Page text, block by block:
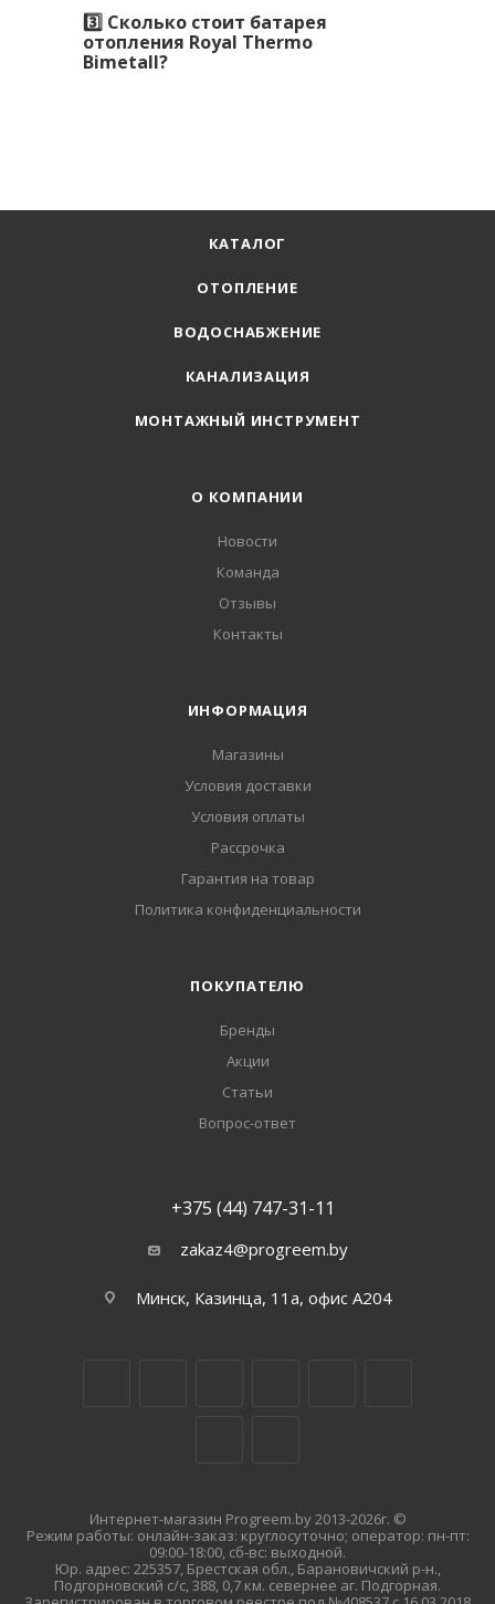
3️⃣ Сколько стоит батарея
отопления Royal Thermo
Bimetall?
КАТАЛОГ
ОТОПЛЕНИЕ
ВОДОСНАБЖЕНИЕ
КАНАЛИЗАЦИЯ
МОНТАЖНЫЙ ИНСТРУМЕНТ
О КОМПАНИИ
Новости
Команда
Отзывы
Контакты
ИНФОРМАЦИЯ
Магазины
Условия доставки
Условия оплаты
Рассрочка
Гарантия на товар
Политика конфиденциальности
ПОКУПАТЕЛЮ
Бренды
Акции
Статьи
Вопрос-ответ
+375 (44) 747-31-11
zakaz4@progreem.by
Минск, Казинца, 11а, офис А204
Интернет-магазин Progreem.by 2013-2026г. ©
Режим работы: онлайн-заказ: круглосуточно; оператор: пн-пт:
09:00-18:00, сб-вс: выходной.
Юр. адрес: 225357, Брестская обл., Барановичский р-н.,
Подгорновский с/с, 388, 0,7 км. севернее аг. Подгорная.